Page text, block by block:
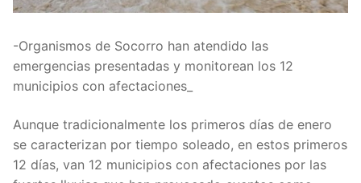
-Organismos de Socorro han atendido las
emergencias presentadas y monitorean los 12
municipios con afectaciones_
Aunque tradicionalmente los primeros días de enero
se caracterizan por tiempo soleado, en estos primeros
12 días, van 12 municipios con afectaciones por las